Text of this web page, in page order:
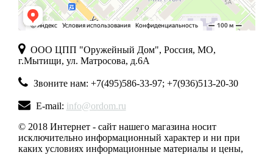
ООО ЦПП "Оружейный Дом", Россия, МО,
г.Мытищи, ул. Матросова, д.6А
Звоните нам: +7(495)586-33-97; +7(936)513-20-30
E-mail: info@ordom.ru
© 2018 Интернет - сайт нашего магазина носит
исключительно информационный характер и ни при
каких условиях информационные материалы и цены,